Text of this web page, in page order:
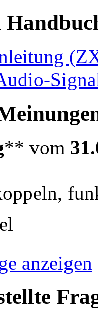
** vom
anzeigen